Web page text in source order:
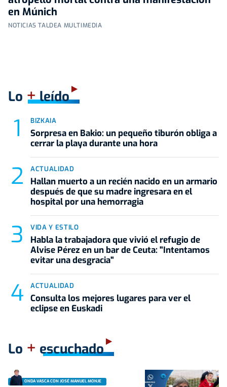
en Múnich
NOTICIAS TALDEA MULTIMEDIA
Lo +leído
BIZKAIA
Sorpresa en Bakio: un pequeño tiburón obliga a
cerrar la playa durante una hora
ACTUALIDAD
Hallan muerto a un recién nacido en un armario
después de que su madre ingresara en el
hospital por una hemorragia
VIDA Y ESTILO
Habla la trabajadora que vivió el refugio de
Alvise Pérez en un bar de Ceuta: "Intentamos
evitar una desgracia"
ACTUALIDAD
Consulta los mejores lugares para ver el
eclipse en Euskadi
Lo + escuchado
ONDA VASCA CON JOSÉ MANUEL MONJE